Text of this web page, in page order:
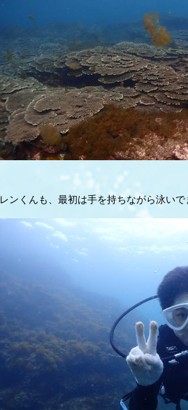
レンくんも、最初は手を持ちながら泳い